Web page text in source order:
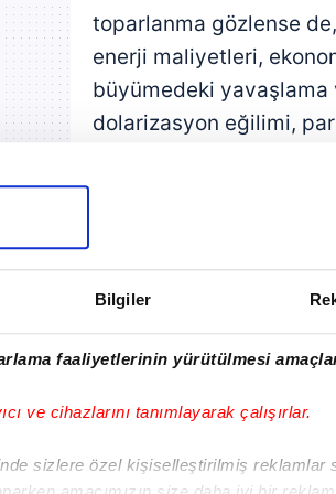
Bilgiler
faaliyetlerinin yürütülmesi
ve cihazlarını tanımlayarak çalışırlar.
sizlere özel kişiselleştirilmiş reklamlar
toparlanma gözlense
enerji maliyetleri,
büyümedeki yavaşlama
dolarizasyon eğilimi,
metninde savaşın enflasyon
ve ikinci tur etkiler riskine
işaret etti. Bu doğrultuda, 11
Raporu'nda hem hedeflerde
güncellemeler yapılmasının